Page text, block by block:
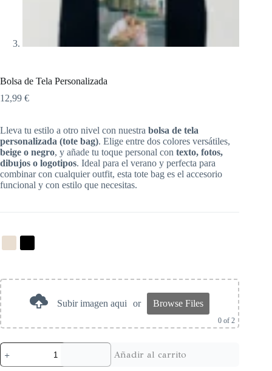
Bolsa de Tela Personalizada
12,99 €
Lleva tu estilo a otro nivel con nuestra bolsa de tela
personalizada (tote bag). Elige entre dos colores versátiles,
beige o negro, y añade tu toque personal con texto, fotos,
dibujos o logotipos. Ideal para el verano y perfecta para
combinar con cualquier outfit, esta tote bag es el accesorio
funcional y con estilo que necesitas.
Subir imagen aqui or Browse Files
0 of 2
Añadir al carrito